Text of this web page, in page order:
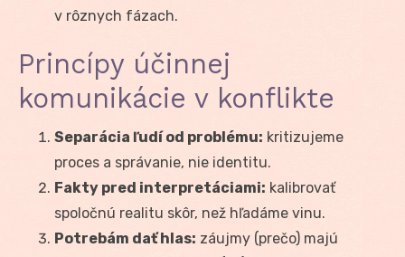
v rôznych fázach.
Princípy účinnej
komunikácie v konflikte
Separácia ľudí od problému: kritizujeme
proces a správanie, nie identitu.
Fakty pred interpretáciami: kalibrovať
spoločnú realitu skôr, než hľadáme vinu.
Potrebám dať hlas: záujmy (prečo) majú